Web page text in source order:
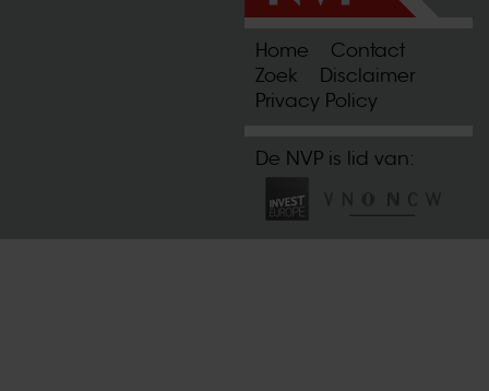
Home
Contact
Zoek
Disclaimer
Privacy Policy
De NVP is lid van: